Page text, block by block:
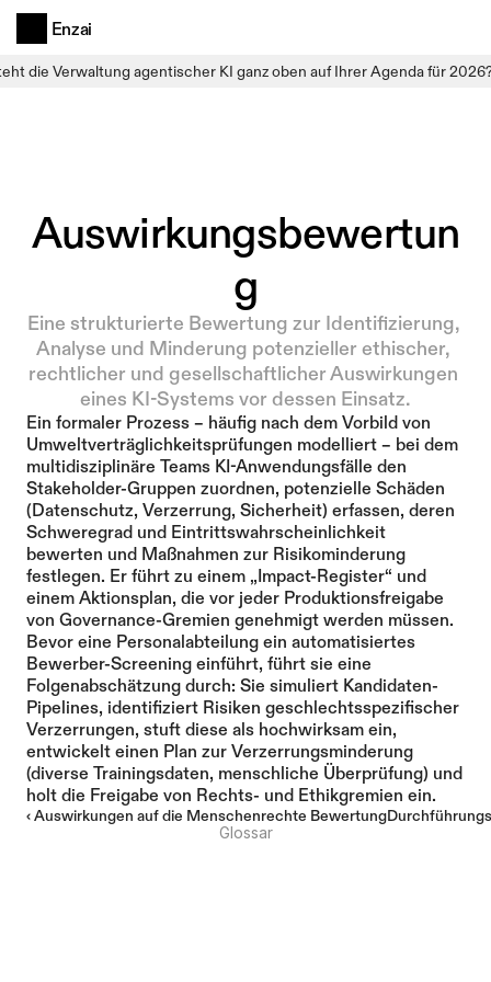
die Verwaltung agentischer KI ganz oben auf Ihrer Agenda für
Enzai
Auswirkungsbewertun
g
Eine strukturierte Bewertung zur Identifizierung,
Analyse und Minderung potenzieller ethischer,
rechtlicher und gesellschaftlicher Auswirkungen
eines KI-Systems vor dessen Einsatz.
Ein formaler Prozess – häufig nach dem Vorbild von
Umweltverträglichkeitsprüfungen modelliert – bei dem
multidisziplinäre Teams KI-Anwendungsfälle den
Stakeholder-Gruppen zuordnen, potenzielle Schäden
(Datenschutz, Verzerrung, Sicherheit) erfassen, deren
Schweregrad und Eintrittswahrscheinlichkeit
bewerten und Maßnahmen zur Risikominderung
festlegen. Er führt zu einem „Impact-Register“ und
einem Aktionsplan, die vor jeder Produktionsfreigabe
von Governance-Gremien genehmigt werden müssen.
Bevor eine Personalabteilung ein automatisiertes
Bewerber-Screening einführt, führt sie eine
Folgenabschätzung durch: Sie simuliert Kandidaten-
Pipelines, identifiziert Risiken geschlechtsspezifischer
Verzerrungen, stuft diese als hochwirksam ein,
entwickelt einen Plan zur Verzerrungsminderung
(diverse Trainingsdaten, menschliche Überprüfung) und
holt die Freigabe von Rechts- und Ethikgremien ein.
‹ Auswirkungen auf die Menschenrechte Bewertung
Glossar